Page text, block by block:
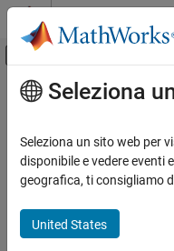
Vai al contenuto
Attiva/
Pagina iniziale della
FPGA, ASIC, and SoC Development
HDL Coder
HDL Code Generation from
Model and Architecture Design
Contenuto principale
CORDIC
MATLAB
This example shows
and verify HDL for a
Seleziona
Seleziona un sito web per
disponibile e vedere eventi
geografica, ti consigliamo
United States